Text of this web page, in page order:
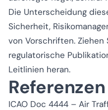
Die Unterscheidung
Sicherheit,
von Vorschriften. Ziehen
regulatorische
Leitlinien heran.
Referenzen
ICAO Doc 4444 – Air